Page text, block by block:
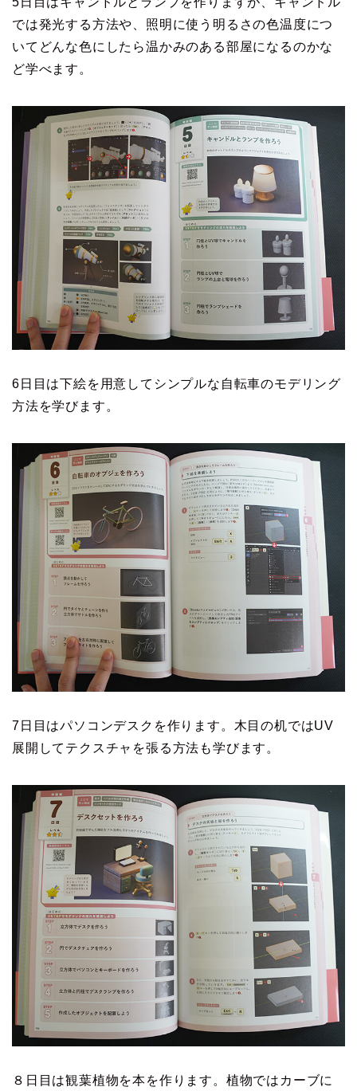
では発光する方法や、照明に使う明るさの色温度につ
いてどんな色にしたら温かみのある部屋になるのかな
ど学べます。
6日目は下絵を用意してシンプルな自転車のモデリング
方法を学びます。
7日目はパソコンデスクを作ります。木目の机ではUV
展開してテクスチャを張る方法も学びます。
８日目は観葉植物を本を作ります。植物ではカーブに